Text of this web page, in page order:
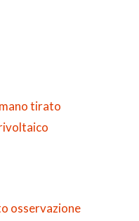
tirato
osservazione